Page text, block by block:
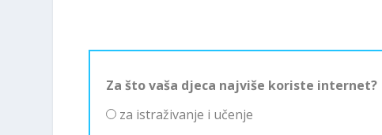
Za što vaša djeca najviše koriste internet?
za istraživanje i učenje